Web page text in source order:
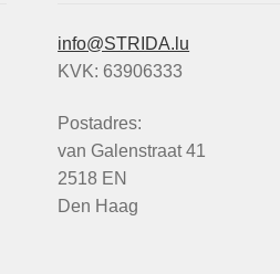
info@STRIDA.lu
KVK: 63906333
Postadres:
van Galenstraat 41
2518 EN
Den Haag